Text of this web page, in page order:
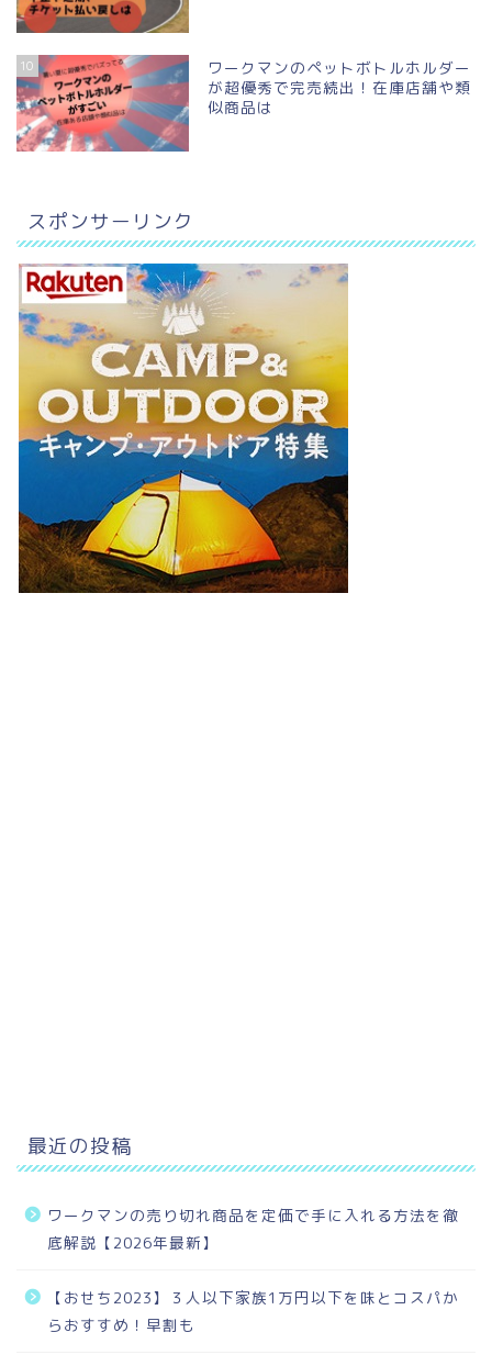
10
ワークマンのペットボトルホルダー
が超優秀で完売続出！在庫店舗や類
似商品は
スポンサーリンク
最近の投稿
ワークマンの売り切れ商品を定価で手に入れる方法を徹
底解説【2026年最新】
【おせち2023】３人以下家族1万円以下を味とコスパか
らおすすめ！早割も